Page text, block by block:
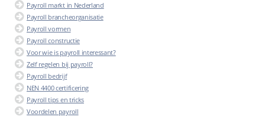
Payroll markt in Nederland
Payroll brancheorganisatie
Payroll vormen
Payroll constructie
Voor wie is payroll interessant?
Zelf regelen bij payroll?
Payroll bedrijf
NEN 4400 certificering
Payroll tips en tricks
Voordelen payroll